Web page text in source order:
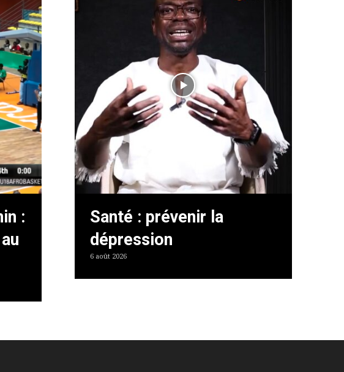
:
Santé : prévenir la
dépression
6 août 2026